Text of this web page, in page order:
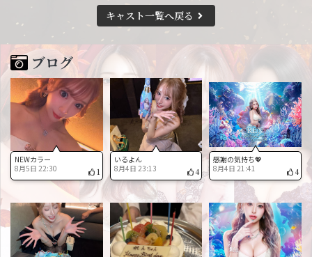
キャスト一覧へ戻る
ブログ
NEWカラー
8月5日 22:30
1
いるよん
8月4日 23:13
4
感謝の気持ち💖
8月4日 21:41
4